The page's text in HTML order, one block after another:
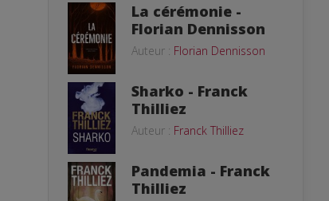
La cérémonie -
Florian Dennisson
Auteur : Florian Dennisson
Sharko - Franck
Thilliez
Auteur : Franck Thilliez
Pandemia - Franck
Thilliez